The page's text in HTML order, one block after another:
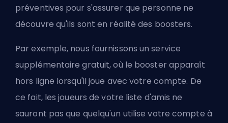
préventives pour s'assurer que personne ne
découvre qu'ils sont en réalité des boosters.
Par exemple, nous fournissons un service
supplémentaire gratuit, où le booster apparaît
hors ligne lorsqu'il joue avec votre compte. De
ce fait, les joueurs de votre liste d'amis ne
sauront pas que quelqu'un utilise votre compte à